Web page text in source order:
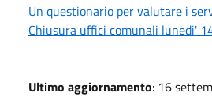
Un questionario per valutare i
Chiusura uffici comunali lunedi'
Ultimo aggiornamento: 16